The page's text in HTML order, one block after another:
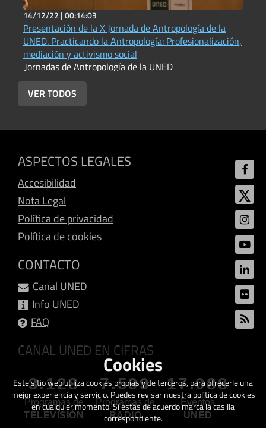
14/12/22 |00:14:03
Presentación de la X Jornada de Antropología de la
UNED. Practicando la Antropología: Profesionalización,
mediación y activismo social
Jornadas de Antropología de la UNED
VER TODOS
ASPECTOS LEGALES
Accesibilidad
Nota Legal
Política de privacidad
Política de cookies
CONTACTO
Canal UNED
Info UNED
FAQ
CANAL UNED EN CIFRAS
3.128
Programas de
TELEVISIÓN
7.599
Programas de
RADIO
17.088
Eventos
UNED
Cookies
Este sitio web utiliza cookies propias y de terceros, para ofrecerle una
mejor experiencia y servicio. Puedes revisar nuestra política de cookies
en cualquier momento. Si estás de acuerdo marca la casilla
correspondiente.